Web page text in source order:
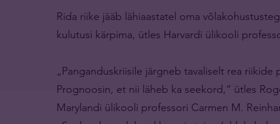
Rida riike jääb lähiaastatel oma
kulutusi kärpima, ütles Harvardi ülikooli
„Panganduskriisile järgneb tavaliselt rea
Prognoosin, et nii läheb ka seekord,“ ütles
Marylandi ülikooli professori Carmen M.